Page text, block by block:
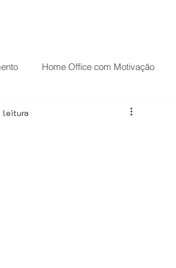
Home Office com Motivação
Palestrante de Motivação
leitura